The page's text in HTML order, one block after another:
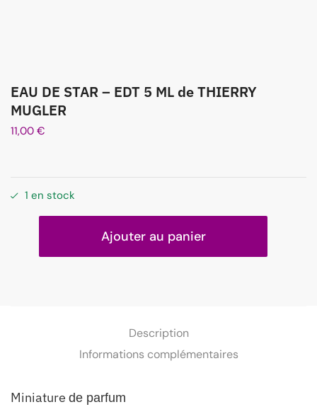
EAU DE STAR – EDT 5 ML de THIERRY
MUGLER
11,00 €
1 en stock
Ajouter au panier
Description
Informations complémentaires
Miniature de parfum